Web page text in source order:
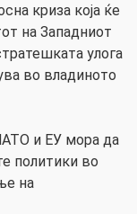
криза која ќе
на Западниот
улога
во владиното
и ЕУ мора да
политики во
на